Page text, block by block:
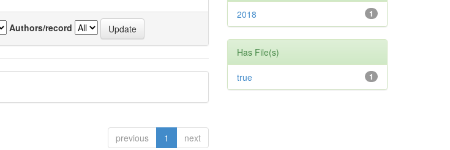
Authors/record
previous 1 next
1
2018
Has File(s)
1
true